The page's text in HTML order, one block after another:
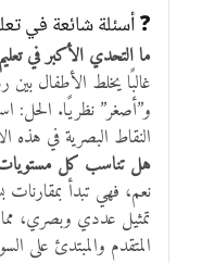
❓ أسئلة شائعة في
ما التحدي الأكبر في
غالبًا يخلط الأطفال بين
و”أصغر” نظريًا. الحل:
النقاط البصرية في هذه
هل تناسب كل
نعم، فهي تبدأ
تمثيل عددي وبصري،
المتقدم والمبتدئ على